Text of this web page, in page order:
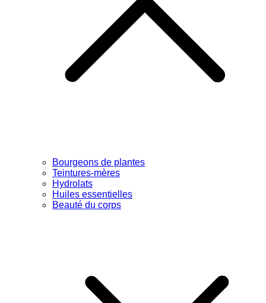
Bourgeons de plantes
Teintures-mères
Hydrolats
Huiles essentielles
Beauté du corps